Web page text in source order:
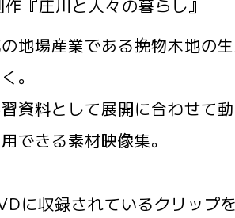
『庄川と人々の暮らし』
地場産業である挽物木地の
。
資料として展開に合わせて
できる素材映像集。
に収録されているクリップ